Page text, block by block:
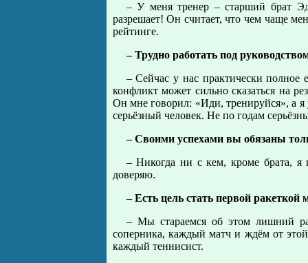
– У меня тренер – старший брат
разрешает! Он считает, что чем чаще
рейтинге.
– Трудно работать под
– Сейчас у нас практически
конфликт может сильно сказаться на
Он мне говорил: «Иди, тренируйся», а
серьёзный человек. Не по годам
– Своими успехами вы обязаны
– Никогда ни с кем, кроме брата,
доверяю.
– Есть цель стать первой ракеткой
– Мы стараемся об этом лишний
соперника, каждый матч и ждём от этой
каждый теннисист.